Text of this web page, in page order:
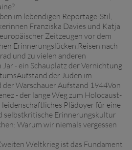
im lebendigen Reportage-Stil,
Franziska Davies und Katja
Zeitzeugen vor dem
Erinnerungslücken.Reisen nach
und zu vielen anderen
- ein Schauplatz der Vernichtung
der Juden im
Warschauer Aufstand 1944Von
- der lange Weg zum Holocaust-
Plädoyer für eine
selbstkritische Erinnerungskultur
Warum wir niemals vergessen
Weltkrieg ist das Fundament